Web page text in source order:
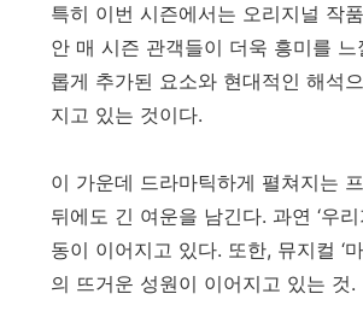
특히 이번 시즌에서는 오리지널 작
안 매 시즌 관객들이 더욱 흥미를
롭게 추가된 요소와 현대적인 해석
지고 있는 것이다.
이 가운데 드라마틱하게 펼쳐지는
뒤에도 긴 여운을 남긴다. 과연 ‘우
동이 이어지고 있다. 또한, 뮤지컬 ‘
의 뜨거운 성원이 이어지고 있는 것.